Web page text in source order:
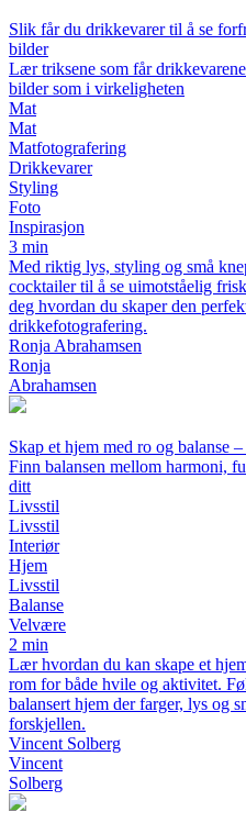
Slik får du drikkevarer til å se
bilder
Lær triksene som får
bilder som i virkeligheten
Mat
Mat
Matfotografering
Drikkevarer
Styling
Foto
Inspirasjon
3 min
Med riktig lys, styling og små
cocktailer til å se uimotståelig
deg hvordan du skaper den
drikkefotografering.
Ronja Abrahamsen
Ronja
Abrahamsen
Skap et hjem med ro og balanse
Finn balansen mellom harmoni,
ditt
Livsstil
Livsstil
Interiør
Hjem
Livsstil
Balanse
Velvære
2 min
Lær hvordan du kan skape et
rom for både hvile og aktivitet.
balansert hjem der farger, lys og
forskjellen.
Vincent Solberg
Vincent
Solberg